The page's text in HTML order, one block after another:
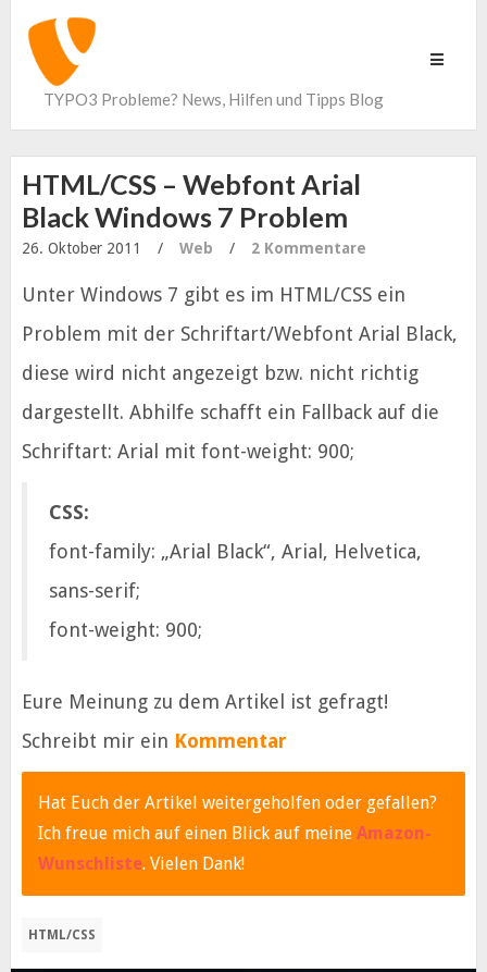
Toggle
TYPO3 Probleme? News, Hilfen und Tipps Blog
HTML/CSS – Webfont Arial
Black Windows 7 Problem
26. Oktober 2011 / Web / 2 Kommentare
Unter Windows 7 gibt es im HTML/CSS ein
Problem mit der Schriftart/Webfont Arial Black,
diese wird nicht angezeigt bzw. nicht richtig
dargestellt. Abhilfe schafft ein Fallback auf die
Schriftart: Arial mit font-weight: 900;
CSS:
font-family: „Arial Black“, Arial, Helvetica,
sans-serif;
font-weight: 900;
Eure Meinung zu dem Artikel ist gefragt!
Schreibt mir ein Kommentar
Hat Euch der Artikel weitergeholfen oder gefallen?
Ich freue mich auf einen Blick auf meine Amazon-
Wunschliste. Vielen Dank!
HTML/CSS